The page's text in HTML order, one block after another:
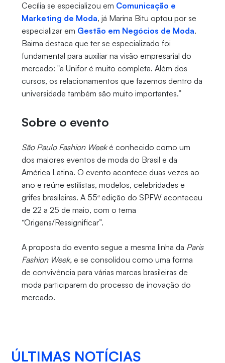
Cecília se especializou em Comunicação e
Marketing de Moda, já Marina Bitu optou por se
especializar em Gestão em Negócios de Moda.
Baima destaca que ter se especializado foi
fundamental para auxiliar na visão empresarial do
mercado: "a Unifor é muito completa. Além dos
cursos, os relacionamentos que fazemos dentro da
universidade também são muito importantes.”
Sobre o evento
São Paulo Fashion Weeké conhecido como um
dos maiores eventos de moda do Brasil e da
América Latina. O evento acontece duas vezes ao
ano e reúne estilistas, modelos, celebridades e
grifes brasileiras. A 55ª edição do SPFW aconteceu
de 22 a 25 de maio, com o tema
“Origens/Ressignificar”.
A proposta do evento segue a mesma linha da Paris
Fashion Week,e se consolidou como uma forma
de convivência para várias marcas brasileiras de
moda participarem do processo de inovação do
mercado.
ÚLTIMAS NOTÍCIAS